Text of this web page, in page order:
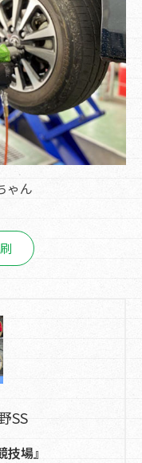
ゃん
SS
場』